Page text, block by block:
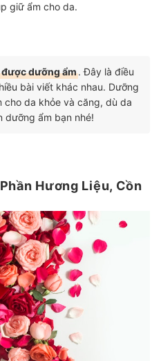
giữ ẩm cho da.
được dưỡng ẩm. Đây là điều
bài viết khác nhau. Dưỡng
cho da khỏe và căng, dù da
dưỡng ẩm bạn nhé!
Hương Liệu, Cồn